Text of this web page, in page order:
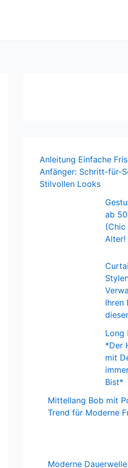
Anleitung Einfache
Anfänger: Schritt-für-
Stilvollen Looks
ab
(Chic
Alter!
Ihren
Long
*Der
mit
Bist*
Mittellang Bob mit
Trend für Moderne
Moderne